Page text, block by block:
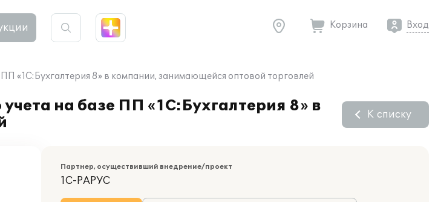
Корзина Вход
«1С:Бухгалтерия 8» в компании, занимающейся оптовой торговлей
на базе ПП «1С:Бухгалтерия 8» в
К списку
Партнер, осуществивший внедрение/проект
1С-РАРУС